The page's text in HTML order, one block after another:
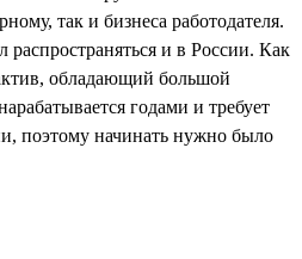
так и бизнеса работодателя.
распространяться и в России. Как
обладающий большой
годами и требует
поэтому начинать нужно было